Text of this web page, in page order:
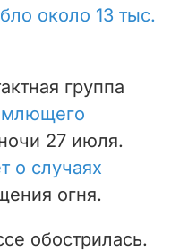
около 13 тыс.
группа
27 июля.
о случаях
огня.
обострилась.